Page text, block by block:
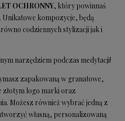
OCHRONNY, który powinnaś
Unikatowe kompozycje, będą
codziennych stylizacji jak i
narzędziem podczas medytacji!
zapakowaną w granatowe,
złotym logo marki oraz
Możesz również wybrać jedną z
własną, personalizowaną